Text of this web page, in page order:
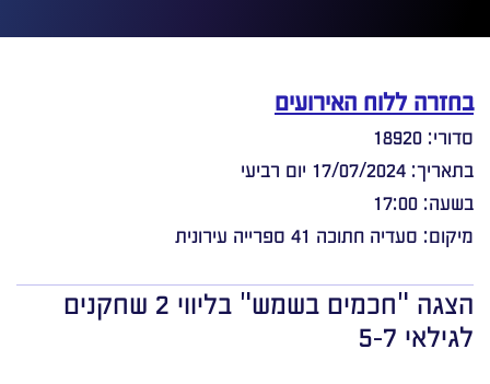
בחזרה ללוח האירועים
סדורי: 18920
בתאריך: 17/07/2024 יום רביעי
בשעה: 17:00
מיקום: סעדיה חתוכה 41 ספרייה עירונית
הצגה "חכמים בשמש" בליווי 2 שחקנים
לגילאי 5-7